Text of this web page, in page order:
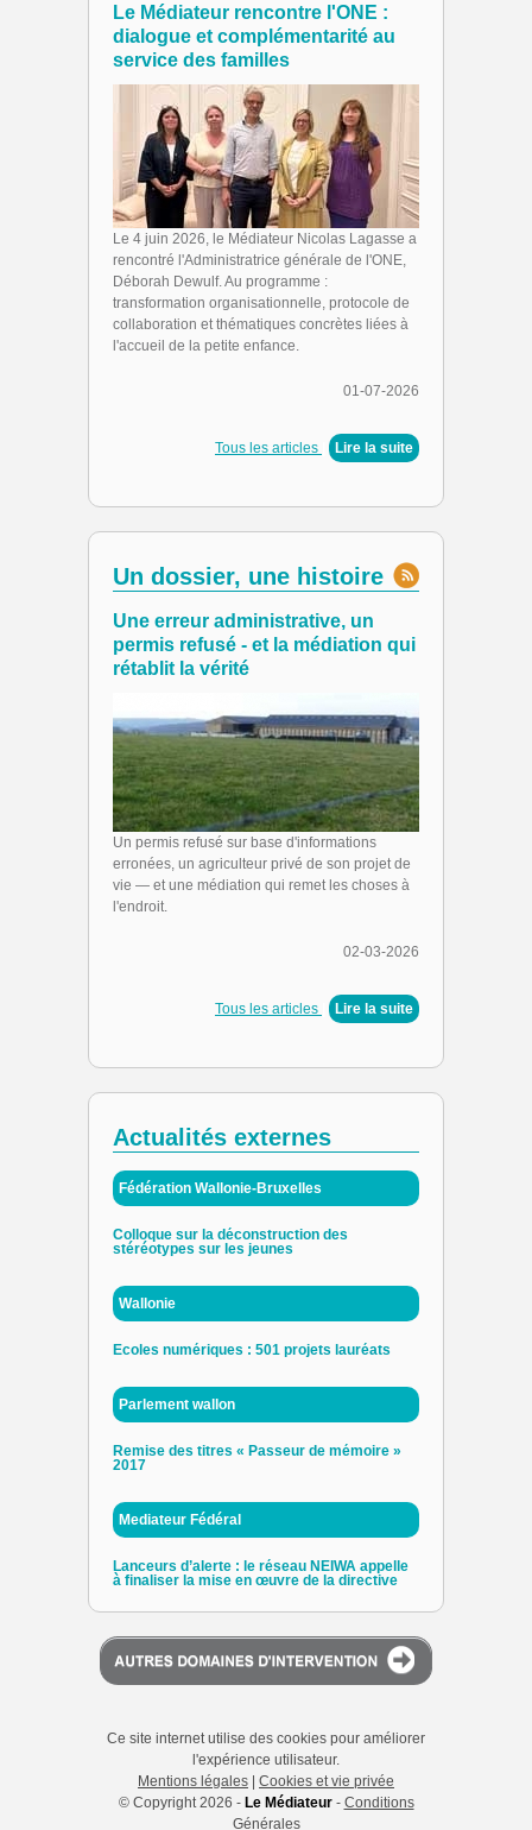
Le Médiateur rencontre l'ONE :
dialogue et complémentarité au
service des familles
Le 4 juin 2026, le Médiateur Nicolas Lagasse a
rencontré l'Administratrice générale de l'ONE,
Déborah Dewulf. Au programme :
transformation organisationnelle, protocole de
collaboration et thématiques concrètes liées à
l'accueil de la petite enfance.
01-07-2026
Tous les articles Lire la suite
Un dossier, une histoire
Une erreur administrative, un
permis refusé - et la médiation qui
rétablit la vérité
Un permis refusé sur base d'informations
erronées, un agriculteur privé de son projet de
vie — et une médiation qui remet les choses à
l'endroit.
02-03-2026
Tous les articles Lire la suite
Actualités externes
Fédération Wallonie-Bruxelles
Colloque sur la déconstruction des
stéréotypes sur les jeunes
Wallonie
Ecoles numériques : 501 projets lauréats
Parlement wallon
Remise des titres « Passeur de mémoire »
2017
Mediateur Fédéral
Lanceurs d’alerte : le réseau NEIWA appelle
à finaliser la mise en œuvre de la directive
Ce site internet utilise des cookies pour améliorer
l'expérience utilisateur.
Mentions légales | Cookies et vie privée
© Copyright 2026 - Le Médiateur- Conditions
Générales